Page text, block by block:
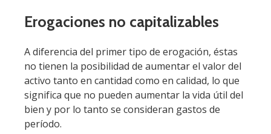
Erogaciones no capitalizables
A diferencia del primer tipo de erogación, éstas
no tienen la posibilidad de aumentar el valor del
activo tanto en cantidad como en calidad, lo que
significa que no pueden aumentar la vida útil del
bien y por lo tanto se consideran gastos de
período.